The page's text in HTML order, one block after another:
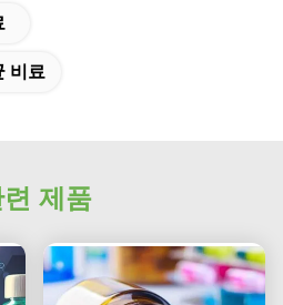
비료
제품